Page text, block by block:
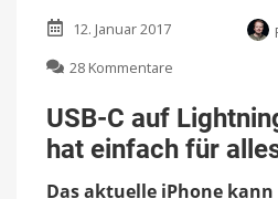
12. Januar 2017
28 Kommentare
C
auf
Lightning
Apple
USB-C auf
hat einfach für
Das aktuelle iPhone